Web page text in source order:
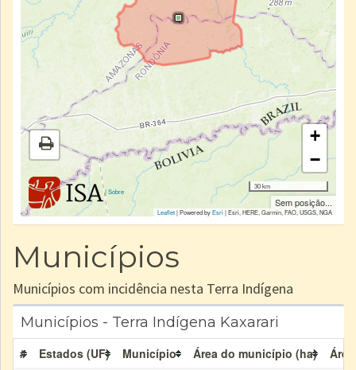
|Sobre
+
−
30 km
Sem posição...
Leaflet| Powered byEsri|Esri, HERE, Garmin, FAO, USGS, NGA
Municípios
Municípios com incidência nesta Terra Indígena
Municípios - Terra Indígena Kaxarari
# Estados (UF) Município Área do município (ha)